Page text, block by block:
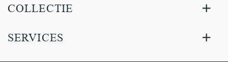
COLLECTIE
SERVICES